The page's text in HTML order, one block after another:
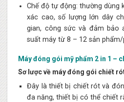
Chế độ tự động: thường dùng
xác cao, số lượng lớn dây
gian, công sức và đảm bảo
suất máy từ 8 – 12 sản phẩm/
Máy đóng gói mỹ phẩm 2 in 1 –
Sơ lược về máy đóng gói chiết
Đây là thiết bị chiết rót và
đa năng, thiết bị có thể chiết